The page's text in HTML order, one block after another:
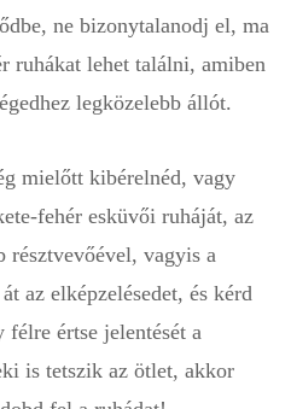
ne bizonytalanodj el, ma
ruhákat lehet találni, amiben
legközelebb állót.
mielőtt kibérelnéd, vagy
fehér esküvői ruháját, az
résztvevőével, vagyis a
az elképzelésedet, és kérd
értse jelentését a
is tetszik az ötlet, akkor